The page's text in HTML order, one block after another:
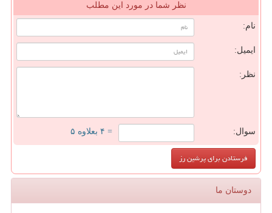
نظر شما در مورد این مطلب
نام:
ایمیل:
نظر:
سوال: = ۴ بعلاوه ۵
دوستان ما